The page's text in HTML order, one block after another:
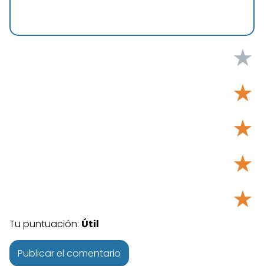
★
★
★
★
★
Tu puntuación: Útil